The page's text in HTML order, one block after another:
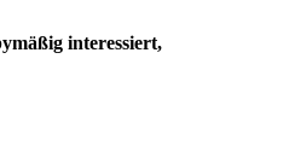
interessiert,